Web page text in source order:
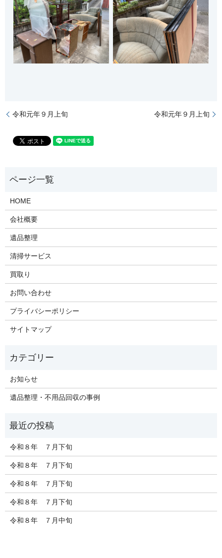
令和元年９月上旬 令和元年９月上旬
HOME
会社概要
遺品整理
清掃サービス
買取り
お問い合わせ
プライバシーポリシー
サイトマップ
お知らせ
遺品整理・不用品回収の事例
令和８年 ７月下旬
令和８年 ７月下旬
令和８年 ７月下旬
令和８年 ７月下旬
令和８年 ７月中旬